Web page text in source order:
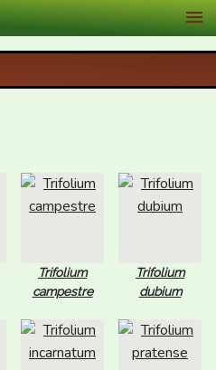
Trifolium
campestre
Trifolium
dubium